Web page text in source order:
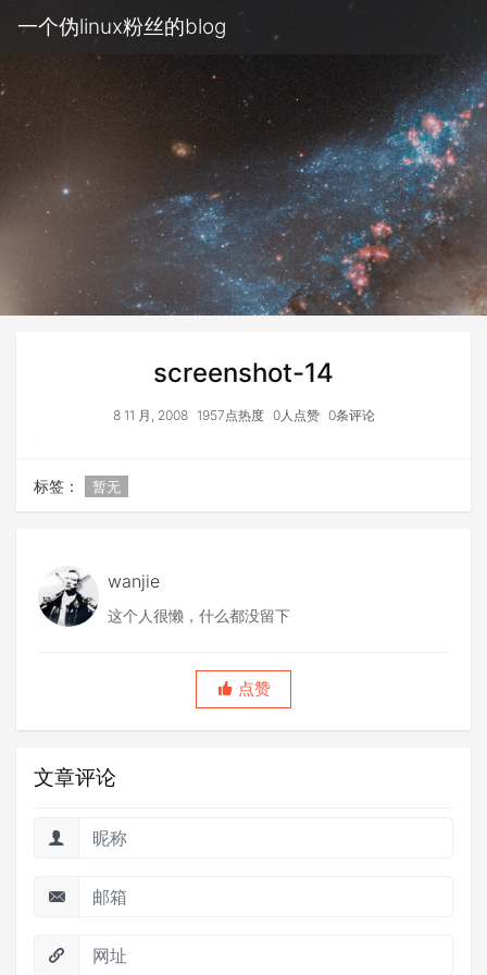
一个伪linux粉丝的blog
screenshot-14
8 11 月, 2008 1957点热度 0人点赞 0条评论
标签： 暂无
wanjie
这个人很懒，什么都没留下
点赞
文章评论